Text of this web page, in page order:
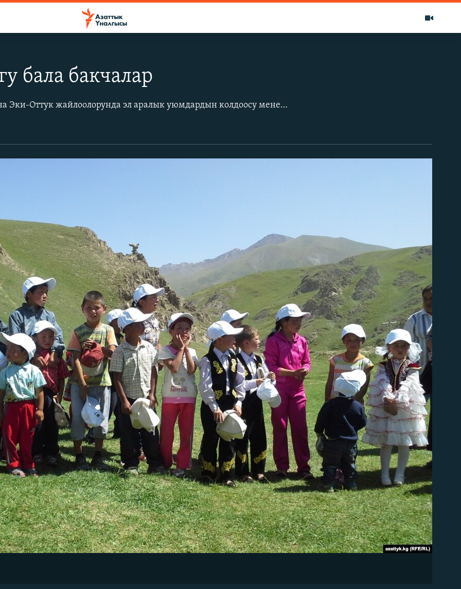
бала бакчалар
Нарындагы Долон жана Эки-Оттук жайлоолорунда эл аралык уюмдардын колдоосу менен малчылардын балдары үчүн уникалдуу бала бакчалар иштеп жатат. Боз үйдөгү бул бакчалар саат 9дан түшкү 12ге дейре иштеп, 3 жаштан 14 жашка чейинки балдарды кабыл алат. "Роза Отунбаеванын демилгелери" фонду менен ЮНИСЕФтин биргелешкен "Билим кербени" долбоорунун алкагында 30-31-июлда Кыргызстандын башка аймактарындагы билим берүү адистери жайлоодогу бала бакчалардын иши менен таанышты.